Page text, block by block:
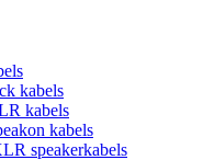
kabels
kabels
kabels
speakerkabels